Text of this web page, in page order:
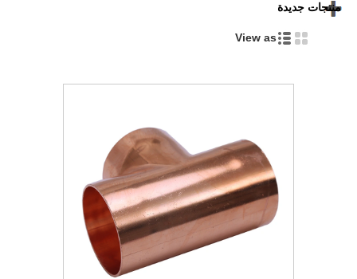
منتجات جديدة
View as